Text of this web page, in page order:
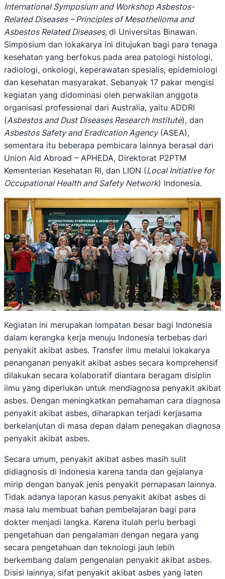
International Symposium and Workshop Asbestos-
Related Diseases – Principles of Mesothelioma and
Asbestos Related Diseases, di Universitas Binawan.
Simposium dan lokakarya ini ditujukan bagi para tenaga
kesehatan yang berfokus pada area patologi histologi,
radiologi, onkologi, keperawatan spesialis, epidemiologi
dan kesehatan masyarakat. Sebanyak 17 pakar mengisi
kegiatan yang didominasi oleh perwakilan anggota
organisasi professional dari Australia, yaitu ADDRI
(Asbestos and Dust Diseases Research Institute), dan
Asbestos Safety and Eradication Agency(ASEA),
sementara itu beberapa pembicara lainnya berasal dari
Union Aid Abroad – APHEDA, Direktorat P2PTM
Kementerian Kesehatan RI, dan LION (Local Initiative for
Occupational Health and Safety Network) Indonesia.
Kegiatan ini merupakan lompatan besar bagi Indonesia
dalam kerangka kerja menuju Indonesia terbebas dari
penyakit akibat asbes. Transfer ilmu melalui lokakarya
penanganan penyakit akibat asbes secara komprehensif
dilakukan secara kolaboratif diantara beragam disiplin
ilmu yang diperlukan untuk mendiagnosa penyakit akibat
asbes. Dengan meningkatkan pemahaman cara diagnosa
penyakit akibat asbes, diharapkan terjadi kerjasama
berkelanjutan di masa depan dalam penegakan diagnosa
penyakit akibat asbes.
Secara umum, penyakit akibat asbes masih sulit
didiagnosis di Indonesia karena tanda dan gejalanya
mirip dengan banyak jenis penyakit pernapasan lainnya.
Tidak adanya laporan kasus penyakit akibat asbes di
masa lalu membuat bahan pembelajaran bagi para
dokter menjadi langka. Karena itulah perlu berbagi
pengetahuan dan pengalaman dengan negara yang
secara pengetahuan dan teknologi jauh lebih
berkembang dalam pengenalan penyakit akibat asbes.
Disisi lainnya, sifat penyakit akibat asbes yang laten